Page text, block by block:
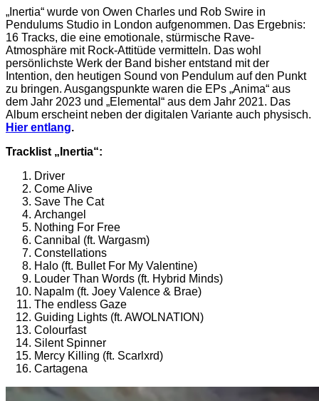
„Inertia“ wurde von Owen Charles und Rob Swire in
Pendulums Studio in London aufgenommen. Das Ergebnis:
16 Tracks, die eine emotionale, stürmische Rave-
Atmosphäre mit Rock-Attitüde vermitteln. Das wohl
persönlichste Werk der Band bisher entstand mit der
Intention, den heutigen Sound von Pendulum auf den Punkt
zu bringen. Ausgangspunkte waren die EPs „Anima“ aus
dem Jahr 2023 und „Elemental“ aus dem Jahr 2021. Das
Album erscheint neben der digitalen Variante auch physisch.
Hier entlang.
Tracklist „Inertia“:
Driver
Come Alive
Save The Cat
Archangel
Nothing For Free
Cannibal (ft. Wargasm)
Constellations
Halo (ft. Bullet For My Valentine)
Louder Than Words (ft. Hybrid Minds)
Napalm (ft. Joey Valence & Brae)
The endless Gaze
Guiding Lights (ft. AWOLNATION)
Colourfast
Silent Spinner
Mercy Killing (ft. Scarlxrd)
Cartagena